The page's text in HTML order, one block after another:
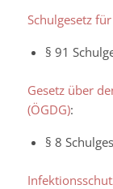
Schulgesetz
§ 91
Gesetz über
(ÖGDG):
§ 8